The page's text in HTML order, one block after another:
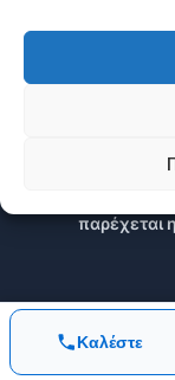
Καλέστε
παρέχεται